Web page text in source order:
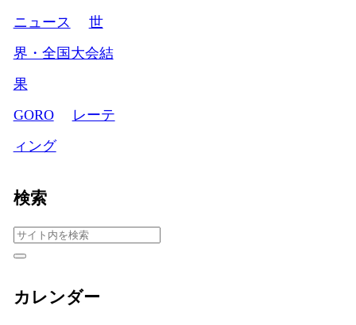
ニュース
世
界・全国大会結
果
GORO
レーテ
ィング
検索
カレンダー